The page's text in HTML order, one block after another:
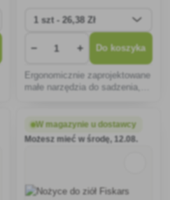
− + Do koszyka
Ergonomicznie zaprojektowane
małe narzędzia do sadzenia,
zewnątrz.Wytrzymuje do 35
kg.
W magazynie u dostawcy
Możesz mieć w środę, 12.08.